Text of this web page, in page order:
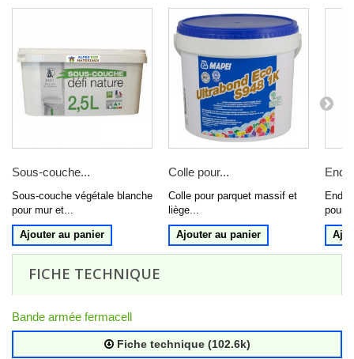
Sous-couche...
Sous-couche végétale blanche
pour mur et...
Ajouter au panier
Colle pour...
Colle pour parquet massif et
liège...
Ajouter au panier
pour
FICHE TECHNIQUE
Bande armée fermacell
Fiche technique (102.6k)